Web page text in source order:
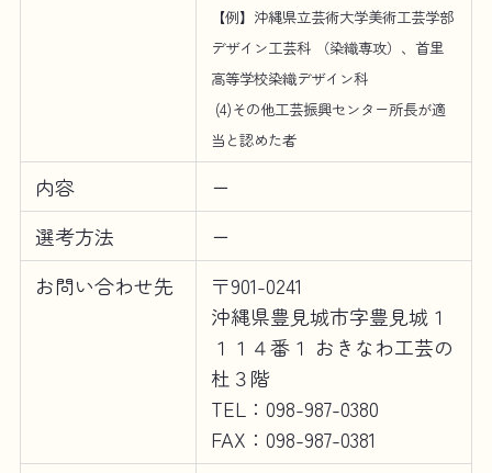
【例】沖縄県立芸術大学美術工芸学部
デザイン工芸科 （染織専攻）、首里
高等学校染織デザイン科
(4)その他工芸振興センター所長が適
当と認めた者
内容
ー
選考方法
ー
お問い合わせ先
〒901-0241
沖縄県豊見城市字豊見城１
１１４番１ おきなわ工芸の
杜３階
TEL：098-987-0380
FAX：098-987-0381